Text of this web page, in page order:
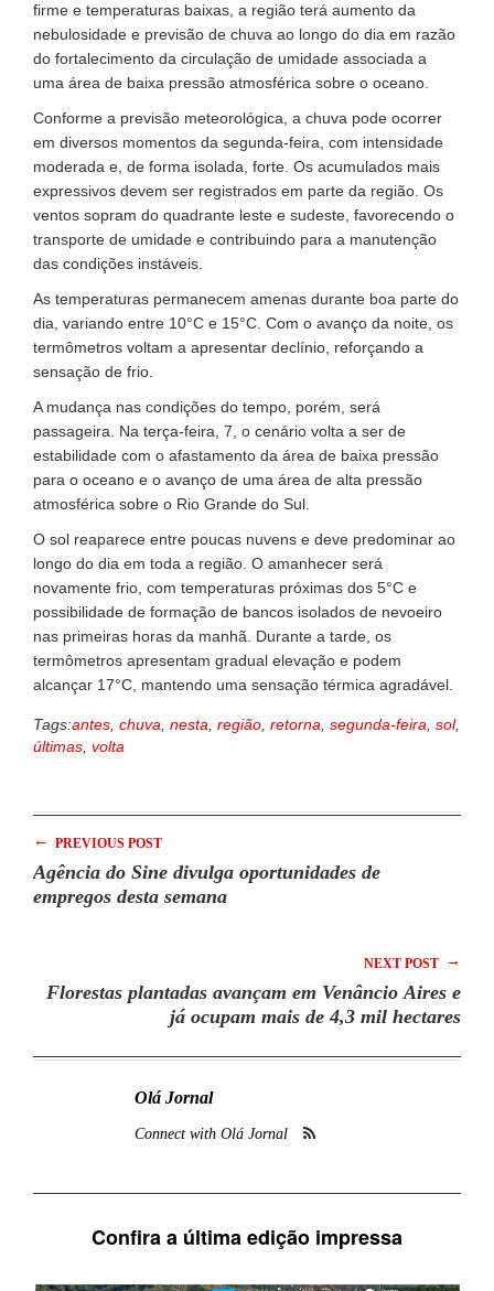
firme e temperaturas baixas, a região terá aumento da
nebulosidade e previsão de chuva ao longo do dia em razão
do fortalecimento da circulação de umidade associada a
uma área de baixa pressão atmosférica sobre o oceano.
Conforme a previsão meteorológica, a chuva pode ocorrer
em diversos momentos da segunda-feira, com intensidade
moderada e, de forma isolada, forte. Os acumulados mais
expressivos devem ser registrados em parte da região. Os
ventos sopram do quadrante leste e sudeste, favorecendo o
transporte de umidade e contribuindo para a manutenção
das condições instáveis.
As temperaturas permanecem amenas durante boa parte do
dia, variando entre 10°C e 15°C. Com o avanço da noite, os
termômetros voltam a apresentar declínio, reforçando a
sensação de frio.
A mudança nas condições do tempo, porém, será
passageira. Na terça-feira, 7, o cenário volta a ser de
estabilidade com o afastamento da área de baixa pressão
para o oceano e o avanço de uma área de alta pressão
atmosférica sobre o Rio Grande do Sul.
O sol reaparece entre poucas nuvens e deve predominar ao
longo do dia em toda a região. O amanhecer será
novamente frio, com temperaturas próximas dos 5°C e
possibilidade de formação de bancos isolados de nevoeiro
nas primeiras horas da manhã. Durante a tarde, os
termômetros apresentam gradual elevação e podem
alcançar 17°C, mantendo uma sensação térmica agradável.
Tags:antes chuva nesta região retorna segunda-feira sol,
últimas volta
← PREVIOUS POST
Agência do Sine divulga oportunidades de
empregos desta semana
NEXT POST →
Florestas plantadas avançam em Venâncio Aires e
já ocupam mais de 4,3 mil hectares
Olá Jornal
Connect with Olá Jornal
Confira a última edição impressa